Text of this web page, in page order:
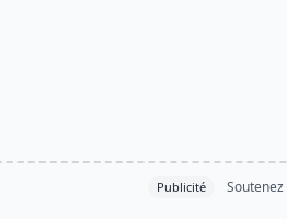
Publicité